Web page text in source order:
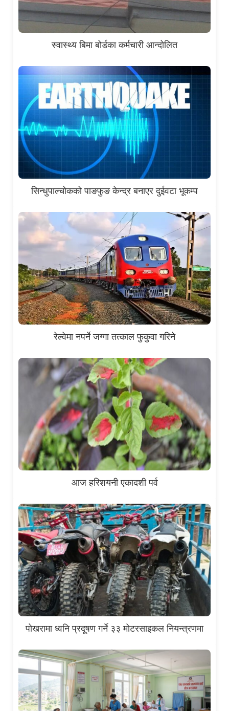
स्वास्थ्य बिमा बोर्डका कर्मचारी आन्दोलित
सिन्धुपाल्चोकको पाङफुङ केन्द्र बनाएर दुईवटा भूकम्प
रेल्वेमा नपर्ने जग्गा तत्काल फुकुवा गरिने
आज हरिशयनी एकादशी पर्व
पोखरामा ध्वनि प्रदूषण गर्ने ३३ मोटरसाइकल नियन्त्रणमा